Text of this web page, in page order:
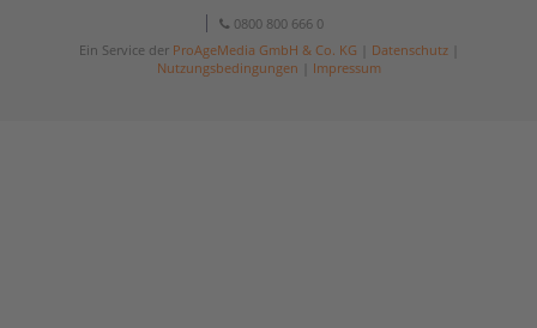
0800 800 666 0
Ein Service der ProAgeMedia GmbH & Co. KG Datenschutz|
Nutzungsbedingungen
Impressum